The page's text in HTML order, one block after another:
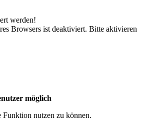
werden!
Browsers ist deaktiviert. Bitte aktivieren
möglich
Funktion nutzen zu können.